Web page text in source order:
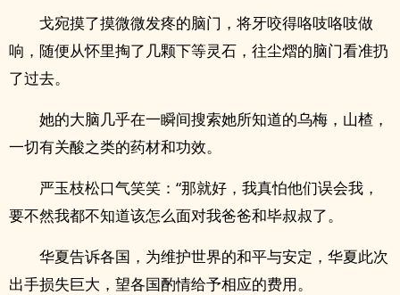
戈宛摸了摸微微发疼的脑门，将牙咬得咯吱咯吱做
响，随便从怀里掏了几颗下等灵石，往尘熠的脑门看准扔
了过去。
她的大脑几乎在一瞬间搜索她所知道的乌梅，山楂，
一切有关酸之类的药材和功效。
严玉枝松口气笑笑：“那就好，我真怕他们误会我，
要不然我都不知道该怎么面对我爸爸和毕叔叔了。
华夏告诉各国，为维护世界的和平与安定，华夏此次
出手损失巨大，望各国酌情给予相应的费用。